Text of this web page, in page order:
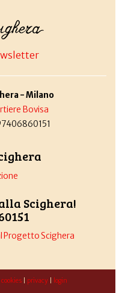
- Milano
Bovisa
Scighera!
Progetto Scighera
cookies| privacy| login